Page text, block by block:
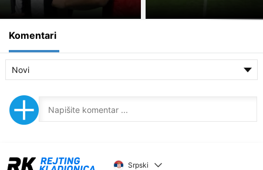
Komentari
Novi
Srpski